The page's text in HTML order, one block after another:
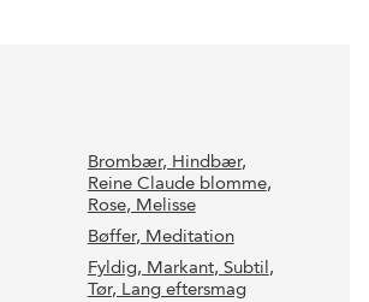
Brombær, Hindbær,
Reine Claude blomme,
Rose, Melisse
Bøffer, Meditation
Fyldig, Markant, Subtil ,
Tør, Lang eftersmag